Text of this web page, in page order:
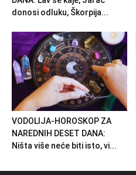
donosi odluku, Škorpija...
VODOLIJA-HOROSKOP ZA
NAREDNIH DESET DANA:
Ništa više neće biti isto, vi...